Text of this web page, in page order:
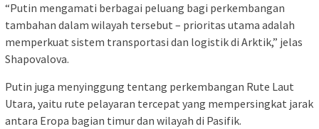
“Putin mengamati berbagai peluang bagi perkembangan
tambahan dalam wilayah tersebut – prioritas utama adalah
memperkuat sistem transportasi dan logistik di Arktik,” jelas
Shapovalova.
Putin juga menyinggung tentang perkembangan Rute Laut
Utara, yaitu rute pelayaran tercepat yang mempersingkat jarak
antara Eropa bagian timur dan wilayah di Pasifik.